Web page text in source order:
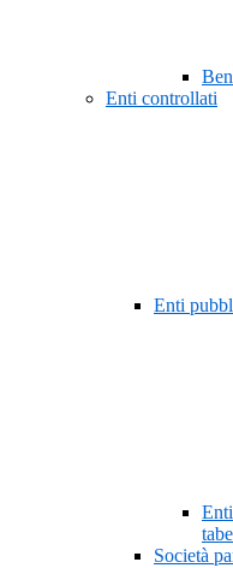
Enti controllati
Enti
Società